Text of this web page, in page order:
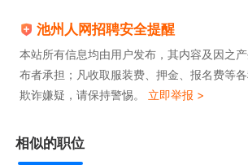
池州人网招聘安全提醒
本站所有信息均由用户发布，其内容及因之
布者承担；凡收取服装费、押金、报名费等
欺诈嫌疑，请保持警惕。 立即举报 >
相似的职位